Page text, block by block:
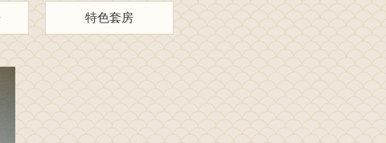
特色套房